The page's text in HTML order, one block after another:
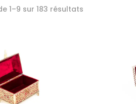
1–9 sur 183 résultats